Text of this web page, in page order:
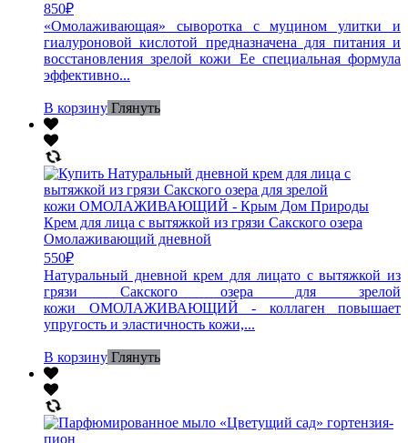
850₽
«Омолаживающая» сыворотка с муцином улитки и
гиалуроновой кислотой предназначена для питания и
восстановления зрелой кожи Ее специальная формула
эффективно...
В корзину Глянуть
Крем для лица с вытяжкой из грязи Сакского озера
Омолаживающий дневной
550₽
Натуральный дневной крем для лицато с вытяжкой из
грязи Сакского озера для зрелой
кожи ОМОЛАЖИВАЮЩИЙ - коллаген повышает
упругость и эластичность кожи,...
В корзину Глянуть